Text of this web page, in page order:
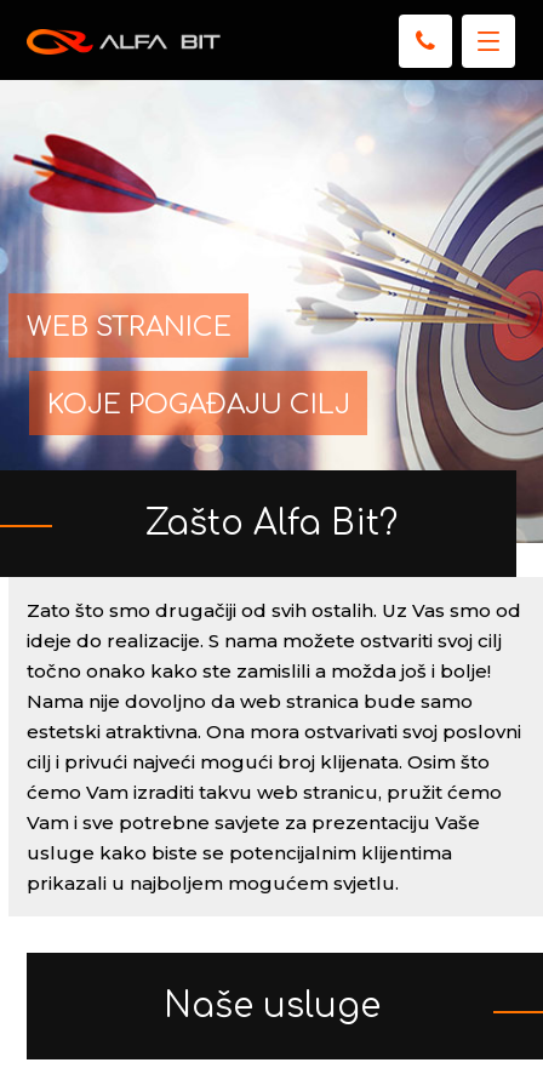
WEB STRANICE
KOJE POGAĐAJU CILJ
Zašto Alfa Bit?
Zato što smo drugačiji od svih ostalih. Uz Vas smo od
ideje do realizacije. S nama možete ostvariti svoj cilj
točno onako kako ste zamislili a možda još i bolje!
Nama nije dovoljno da web stranica bude samo
estetski atraktivna. Ona mora ostvarivati svoj poslovni
cilj i privući najveći mogući broj klijenata. Osim što
ćemo Vam izraditi takvu web stranicu, pružit ćemo
Vam i sve potrebne savjete za prezentaciju Vaše
usluge kako biste se potencijalnim klijentima
prikazali u najboljem mogućem svjetlu.
Naše usluge